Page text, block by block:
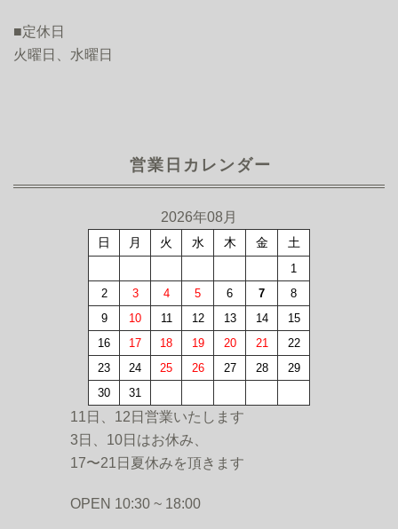
■定休日
火曜日、水曜日
営業日カレンダー
2026年08月
日 月 火 水 木 金 土
1
2
3 4 5 6 7
8
9
10 11 12 13 14
15
16
17 18 19 20 21
22
23
24 25 26 27 28
29
30
31
11日、12日営業いたします
3日、10日はお休み、
17〜21日夏休みを頂きます
OPEN 10:30 ~ 18:00